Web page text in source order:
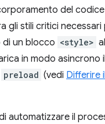
del
gli stili critici necessari
di un blocco <style>
in modo asincrono
preload (vedi Differire
automatizzare il